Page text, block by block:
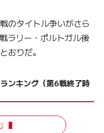
のタイトル争いがさら
ラリー・ポルトガル後
おりだ。
ンキング（第6戦終了時